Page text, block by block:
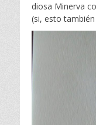
diosa Minerva
(si, esto